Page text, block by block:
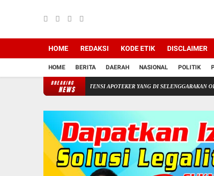
HOME REDAKSI KODE ETIK DISCLAIMER
HOME BERITA DAERAH NASIONAL POLITIK
BREAKING
NEWS
SERTIFIKASI KOMPETENSI APOTEKER YANG DI SELENGGARAKAN OLEH